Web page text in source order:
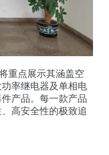
重点展示其涵盖空
率继电器及单相电
产品。每一款产品
高安全性的极致追